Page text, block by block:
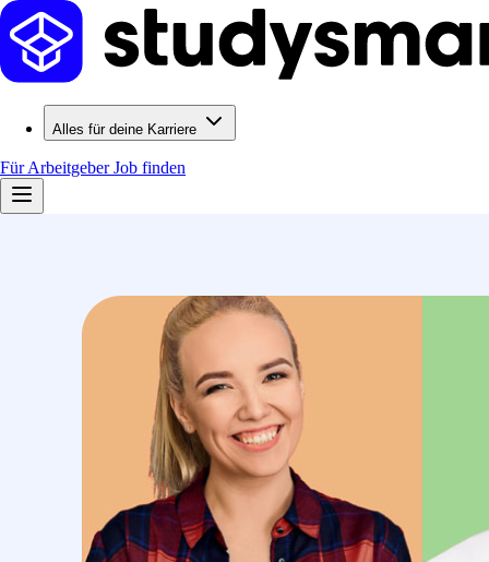
Alles für deine Karriere
Für ArbeitgeberJob finden